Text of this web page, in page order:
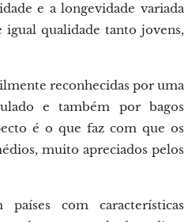
e a longevidade variada
qualidade tanto jovens,
reconhecidas por uma
e também por bagos
é o que faz com que os
muito apreciados pelos
com características